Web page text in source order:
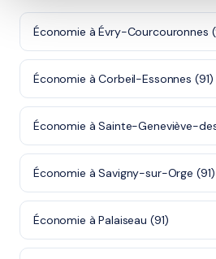
Économie à Évry-Courcouronnes
Économie à Corbeil-Essonnes (91)
Économie à Sainte-Geneviève-
Économie à Savigny-sur-Orge (91)
Économie à Palaiseau (91)